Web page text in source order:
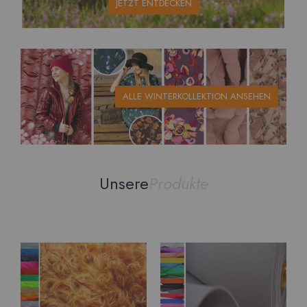
JETZT ENTDECKEN
ALLE WINTERKOLLEKTION ANSEHEN
UnsereProdukte